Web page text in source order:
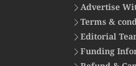
Advertise
Terms &
Editorial
Funding